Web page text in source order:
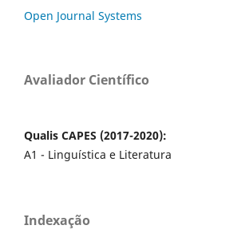
Open Journal Systems
Avaliador Científico
Qualis CAPES (2017-2020):
A1 - Linguística e Literatura
Indexação